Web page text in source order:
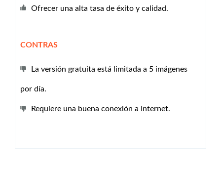
Ofrecer una alta tasa de éxito y calidad.
CONTRAS
La versión gratuita está limitada a 5 imágenes
por día.
Requiere una buena conexión a Internet.